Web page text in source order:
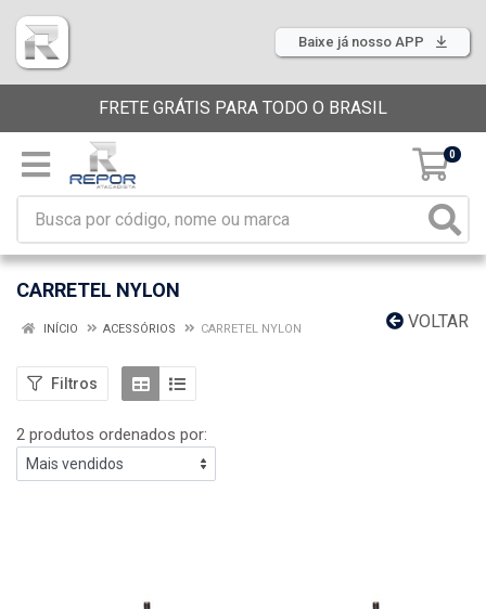
Baixe já nosso APP
FRETE GRÁTIS PARA TODO O BRASIL
0
CARRETEL NYLON
VOLTAR
INÍCIO ACESSÓRIOS CARRETEL NYLON
Filtros
2 produtos ordenados por: